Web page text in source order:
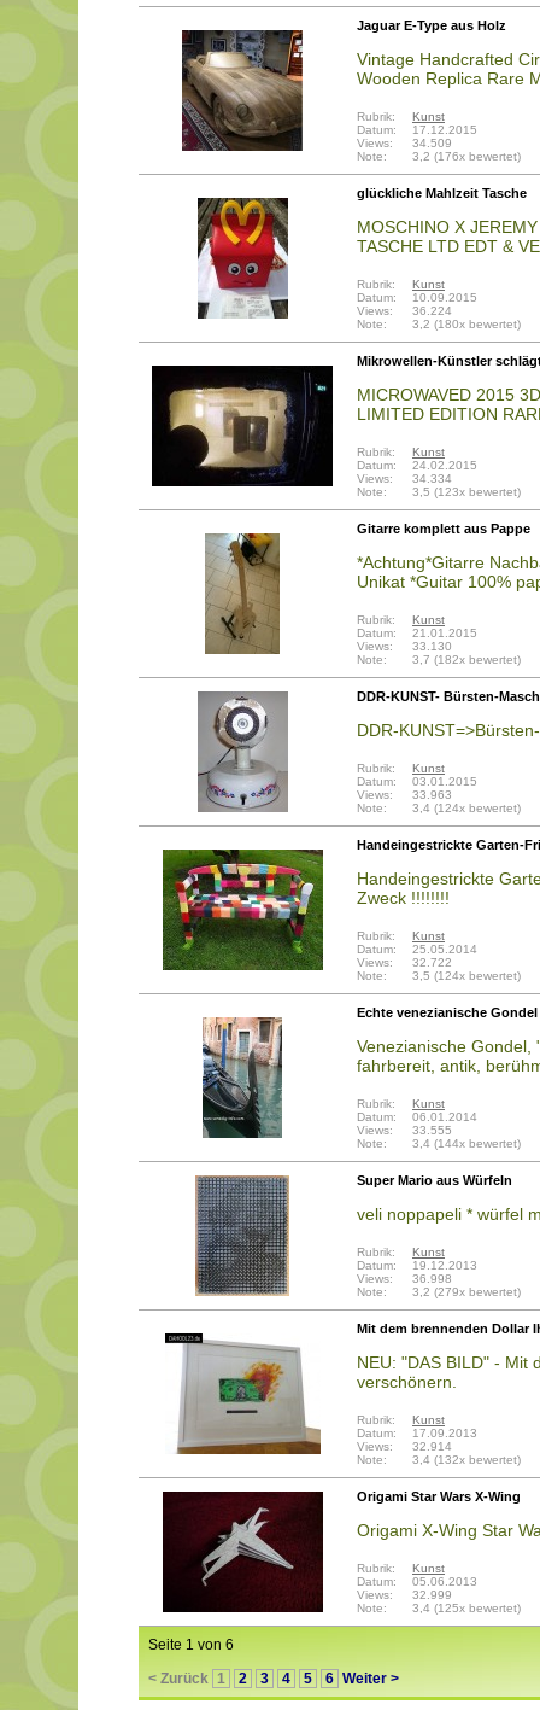
Jaguar E-Type aus Holz
Vintage Handcrafted
Wooden Replica Rare
Rubrik:
Kunst
Datum:
17.12.2015
Views:
34.509
Note:
3,2 (176x bewertet)
glückliche Mahlzeit Tasche
MOSCHINO X
TASCHE LTD EDT &
Rubrik:
Kunst
Datum:
10.09.2015
Views:
36.224
Note:
3,2 (180x bewertet)
Mikrowellen-Künstler
MICROWAVED 2015
LIMITED EDITION
Rubrik:
Kunst
Datum:
24.02.2015
Views:
34.334
Note:
3,5 (123x bewertet)
Gitarre komplett aus Pappe
*Achtung*Gitarre
Unikat *Guitar 100%
Rubrik:
Kunst
Datum:
21.01.2015
Views:
33.130
Note:
3,7 (182x bewertet)
DDR-KUNST- Bürsten-
DDR-
Rubrik:
Kunst
Datum:
03.01.2015
Views:
33.963
Note:
3,4 (124x bewertet)
Handeingestrickte Garten-
Handeingestrickte
Zweck !!!!!!!!
Rubrik:
Kunst
Datum:
25.05.2014
Views:
32.722
Note:
3,5 (124x bewertet)
Echte venezianische Gondel
Venezianische Gondel,
fahrbereit, antik,
Rubrik:
Kunst
Datum:
06.01.2014
Views:
33.555
Note:
3,4 (144x bewertet)
Super Mario aus Würfeln
veli noppapeli * würfel
Rubrik:
Kunst
Datum:
19.12.2013
Views:
36.998
Note:
3,2 (279x bewertet)
Mit dem brennenden Dollar
NEU: "DAS BILD" - Mit
verschönern.
Rubrik:
Kunst
Datum:
17.09.2013
Views:
32.914
Note:
3,4 (132x bewertet)
Origami Star Wars X-Wing
Origami X-Wing Star
Rubrik:
Kunst
Datum:
05.06.2013
Views:
32.999
Note:
3,4 (125x bewertet)
Seite 1 von 6
< Zurück 1 2 3 4 5 6 Weiter >